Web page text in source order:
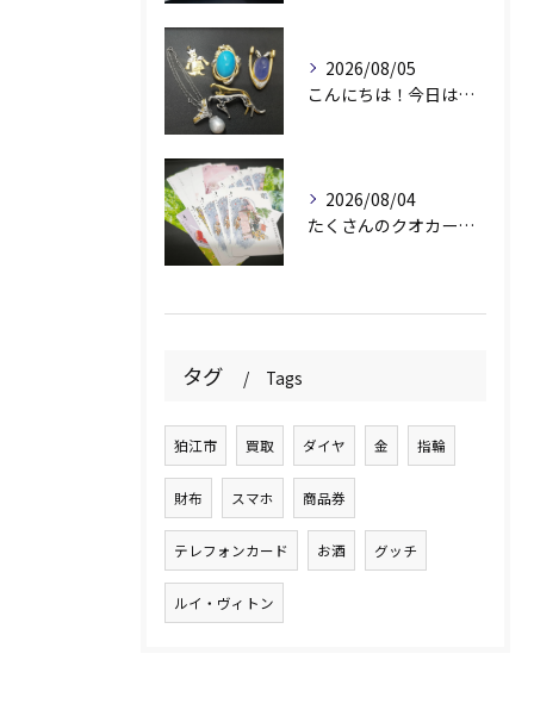
2026/08/05
こんにちは！今日は素敵なアクセサリーをお買取りさせていただき...
2026/08/04
たくさんのクオカード、買い取らせていただきました😉 頂いたけ...
タグ Tags
狛江市 買取 ダイヤ 金 指輪
財布 スマホ 商品券
テレフォンカード お酒 グッチ
ルイ・ヴィトン